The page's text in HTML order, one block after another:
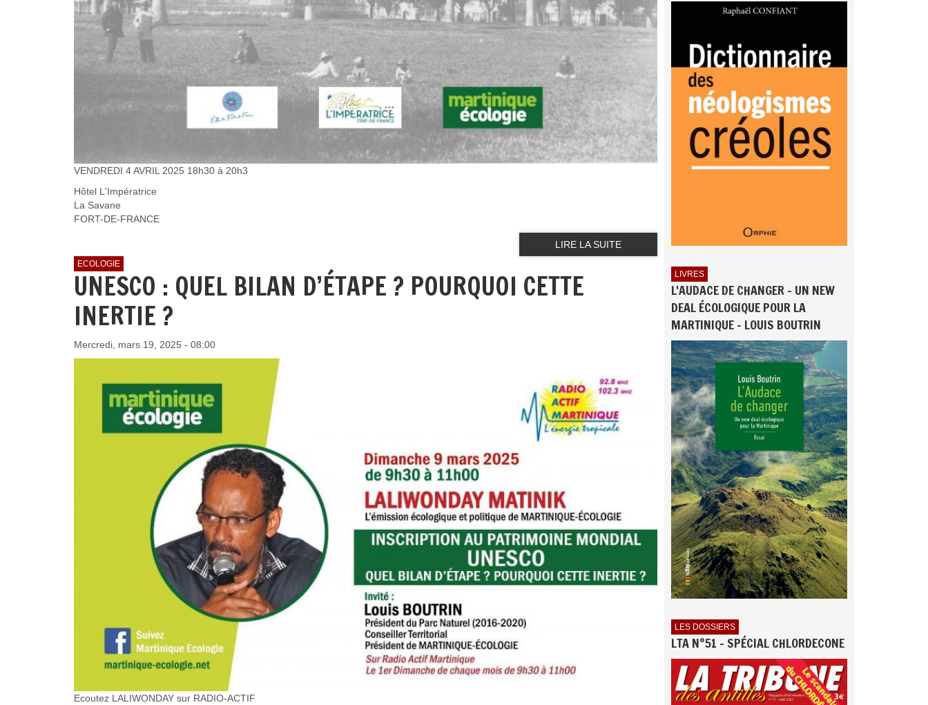
VENDREDI 4 AVRIL 2025 18h30 à 20h3
Hôtel L'Impératrice
La Savane
FORT-DE-FRANCE
LIRE LA SUITE
ECOLOGIE
UNESCO : QUEL BILAN D’ÉTAPE ? POURQUOI CETTE
INERTIE ?
Mercredi, mars 19, 2025 - 08:00
Ecoutez LALIWONDAY sur RADIO-ACTIF
LIVRES
L'AUDACE DE CHANGER - UN NEW
DEAL ÉCOLOGIQUE POUR LA
MARTINIQUE - LOUIS BOUTRIN
LES DOSSIERS
LTA N°51 - SPÉCIAL CHLORDECONE